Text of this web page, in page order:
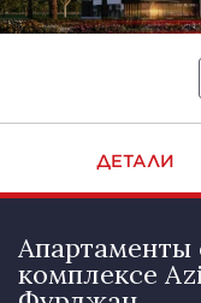
ДЕТАЛИ
Апартаменты
комплексе